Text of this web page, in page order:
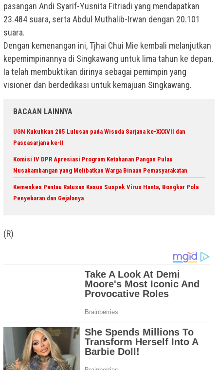
pasangan Andi Syarif-Yusnita Fitriadi yang mendapatkan
23.484 suara, serta Abdul Muthalib-Irwan dengan 20.101
suara.
Dengan kemenangan ini, Tjhai Chui Mie kembali melanjutkan
kepemimpinannya di Singkawang untuk lima tahun ke depan.
Ia telah membuktikan dirinya sebagai pemimpin yang
visioner dan berdedikasi untuk kemajuan Singkawang.
BACAAN LAINNYA
UGN Kukuhkan 285 Lulusan pada Wisuda Sarjana ke-XXXVII dan
Pascasarjana ke-II
Komisi IV DPR Apresiasi Program Ketahanan Pangan Pulau
Nusakambangan yang Melibatkan Warga Binaan Pemasyarakatan
Kemenkes Pantau Ratusan Kasus Suspek Virus Hanta, Bongkar Pola
Penyebaran dan Gejalanya
(R)